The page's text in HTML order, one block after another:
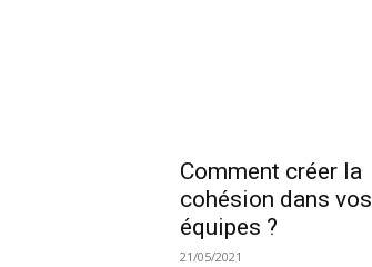
Comment créer la
cohésion dans vos
équipes ?
21/05/2021